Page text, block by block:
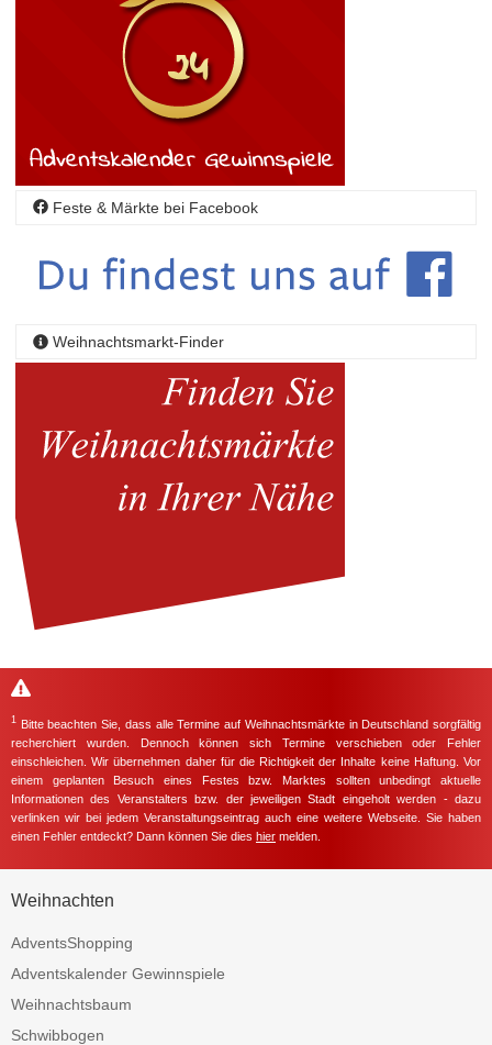
Feste & Märkte bei Facebook
Weihnachtsmarkt-Finder
1 Bitte beachten Sie, dass alle Termine auf Weihnachtsmärkte in Deutschland sorgfältig
recherchiert wurden. Dennoch können sich Termine verschieben oder Fehler
einschleichen. Wir übernehmen daher für die Richtigkeit der Inhalte keine Haftung. Vor
einem geplanten Besuch eines Festes bzw. Marktes sollten unbedingt aktuelle
Informationen des Veranstalters bzw. der jeweiligen Stadt eingeholt werden - dazu
verlinken wir bei jedem Veranstaltungseintrag auch eine weitere Webseite. Sie haben
einen Fehler entdeckt? Dann können Sie dies hier melden.
Weihnachten
AdventsShopping
Adventskalender Gewinnspiele
Weihnachtsbaum
Schwibbogen